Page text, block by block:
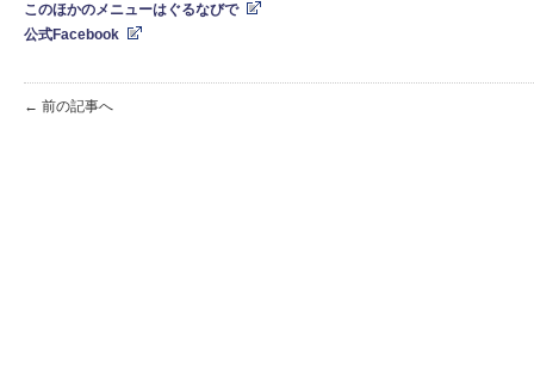
このほかのメニューはぐるなびで
公式Facebook
← 前の記事へ